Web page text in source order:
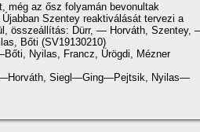
még az ősz folyamán bevonultak
Szentey reaktiválását tervezi a
összeállí­tás: Dürr, — Horváth, Szentey,
Bőti (SV19130210)
Nyilas, Francz, Ürögdi, Mézner
Siegl—Ging—Pejtsik, Nyilas—